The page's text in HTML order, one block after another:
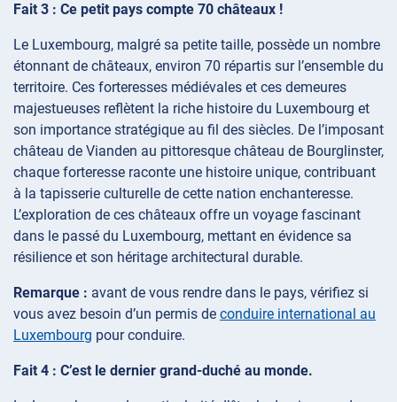
Fait 3 : Ce petit pays compte 70 châteaux !
Le Luxembourg, malgré sa petite taille, possède un nombre
étonnant de châteaux, environ 70 répartis sur l’ensemble du
territoire. Ces forteresses médiévales et ces demeures
majestueuses reflètent la riche histoire du Luxembourg et
son importance stratégique au fil des siècles. De l’imposant
château de Vianden au pittoresque château de Bourglinster,
chaque forteresse raconte une histoire unique, contribuant
à la tapisserie culturelle de cette nation enchanteresse.
L’exploration de ces châteaux offre un voyage fascinant
dans le passé du Luxembourg, mettant en évidence sa
résilience et son héritage architectural durable.
Remarque : avant de vous rendre dans le pays, vérifiez si
vous avez besoin d’un permis de conduire international au
Luxembourg pour conduire.
Fait 4 : C’est le dernier grand-duché au monde.